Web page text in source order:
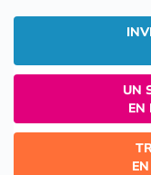
UN
EN